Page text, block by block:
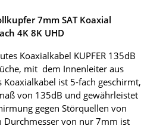
7mm SAT Koaxial
4K 8K UHD
Koaxialkabel KUPFER 135dB
mit dem Innenleiter aus
Koaxialkabel ist 5-fach geschirmt,
von 135dB und gewährleistet
gegen Störquellen von
Durchmesser von nur 7mm ist